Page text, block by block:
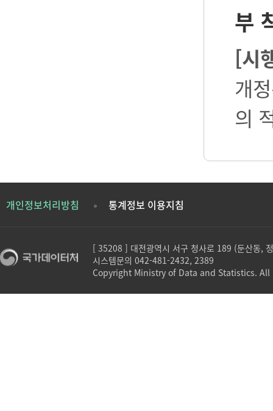
부
[시
개
의
개인정보처리방침 통계정보 이용지침
[ 35208 ] 대전광역시 서구 청사로 189 (둔산동,
시스템문의 042-481-2432, 2389
Copyright Ministry of Data and Statistics.